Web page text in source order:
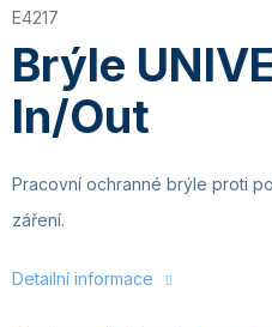
Brýle
In/Out
E4217
Pracovní ochranné brýle proti
záření.
Detailní informace